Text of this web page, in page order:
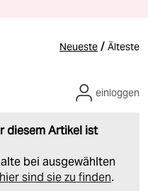
Neueste / Älteste
diesem Artikel ist
bei ausgewählten
hier sind sie zu finden.
einloggen